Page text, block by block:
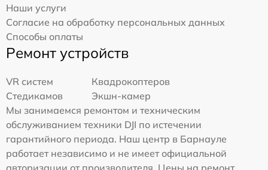
Наши услуги
Согласие на обработку персональных данных
Способы оплаты
Ремонт устройств
VR систем
Квадрокоптеров
Стедикамов
Экшн-камер
Мы занимаемся ремонтом и техническим
обслуживанием техники DJI по истечении
гарантийного периода. Наш центр в Барнауле
работает независимо и не имеет официальной
авторизации от производителя. Цены на ремонт,